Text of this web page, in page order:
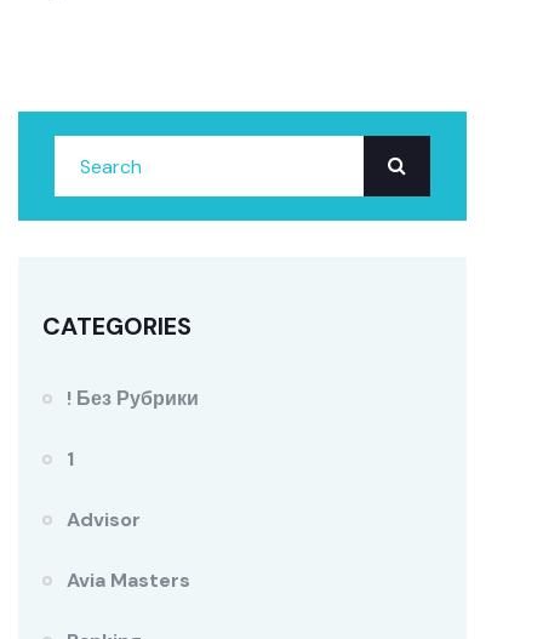
CATEGORIES
! Без Рубрики
1
Advisor
Avia Masters